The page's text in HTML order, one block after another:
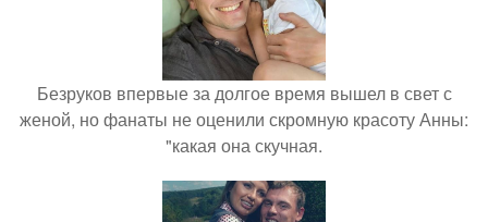
Безруков впервые за долгое время вышел в свет с
женой, но фанаты не оценили скромную красоту Анны:
"какая она скучная.